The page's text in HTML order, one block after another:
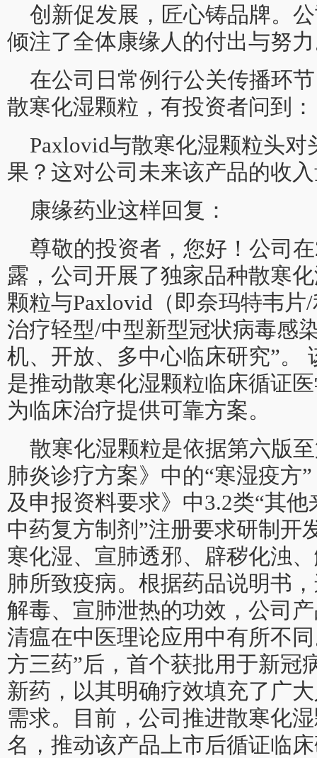
创新促发展，匠心铸品牌。
倾注了全体康缘人的付出与努
在公司日常例行公关传播环
散寒化湿颗粒，有投资者问到：
Paxlovid与散寒化湿颗粒头
果？这对公司未来该产品的收
康缘药业这样回复：
尊敬的投资者，您好！公司
露，公司开展了独家品种散寒
颗粒与Paxlovid（即奈玛特韦
治疗轻型/中型新型冠状病毒感
机、开放、多中心临床研究”。
是推动散寒化湿颗粒临床循证
为临床治疗提供可靠方案。
散寒化湿颗粒是依据第六版
肺炎诊疗方案》中的“寒湿疫方
及申报资料要求》中3.2类“其
中药复方制剂”注册要求研制开
寒化湿、宣肺透邪、辟秽化浊
肺所致疫病。根据药品说明书
解毒、宣肺泄热的功效，公司
清瘟在中医理论应用中有所不
方三药”后，首个获批用于新冠
新药，以其明确疗效填充了广
需求。目前，公司推进散寒化
名，推动该产品上市后循证临